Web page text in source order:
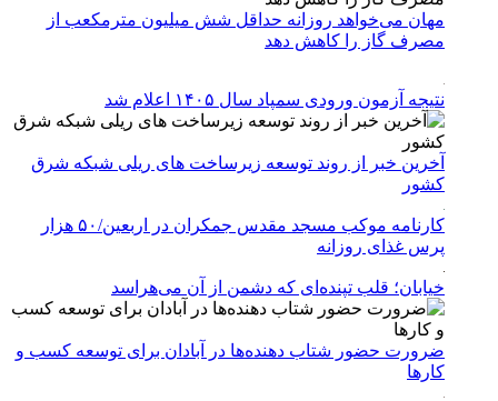
مهان می‌خواهد روزانه حداقل شش میلیون مترمکعب از
مصرف گاز را کاهش دهد
نتیجه آزمون ورودی سمپاد سال ۱۴۰۵ اعلام شد
آخرین خبر از روند توسعه زیرساخت های ریلی شبکه شرق
کشور
کارنامه موکب مسجد مقدس جمکران در اربعین/۵۰ هزار
پرس غذای روزانه
خیابان؛ قلب تپنده‌ای که دشمن از آن می‌هراسد
ضرورت حضور شتاب ‌دهنده‌ها در آبادان برای توسعه کسب‌ و
کارها